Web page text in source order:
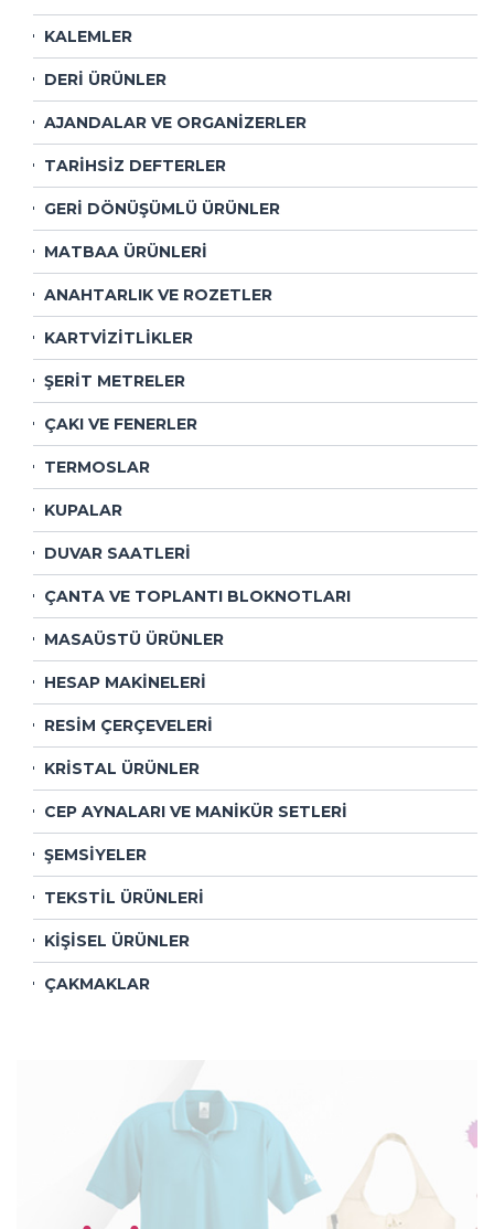
KALEMLER
DERİ ÜRÜNLER
AJANDALAR VE ORGANİZERLER
TARİHSİZ DEFTERLER
GERİ DÖNÜŞÜMLÜ ÜRÜNLER
MATBAA ÜRÜNLERİ
ANAHTARLIK VE ROZETLER
KARTVİZİTLİKLER
ŞERİT METRELER
ÇAKI VE FENERLER
TERMOSLAR
KUPALAR
DUVAR SAATLERİ
ÇANTA VE TOPLANTI BLOKNOTLARI
MASAÜSTÜ ÜRÜNLER
HESAP MAKİNELERİ
RESİM ÇERÇEVELERİ
KRİSTAL ÜRÜNLER
CEP AYNALARI VE MANİKÜR SETLERİ
ŞEMSİYELER
TEKSTİL ÜRÜNLERİ
KİŞİSEL ÜRÜNLER
ÇAKMAKLAR